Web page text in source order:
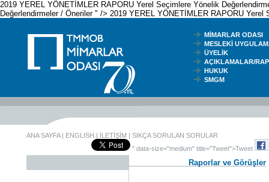
2019 YEREL YÖNETİMLER RAPORU Yerel Seçimlere Yönelik
Değerlendirmeler / Öneriler " /> 2019 YEREL YÖNETİMLER RAPORU
MİMARLAR ODASI
MESLEKİ
ÜYELİK
AÇIKLAMALAR/
HUKUK
SMGM
ANA SAYFA| ENGLISH | İLETİŞİM | SIKÇA SORULAN SORULAR
" data-size="medium" title="Tweet">Tweet
Raporlar ve Görüşler